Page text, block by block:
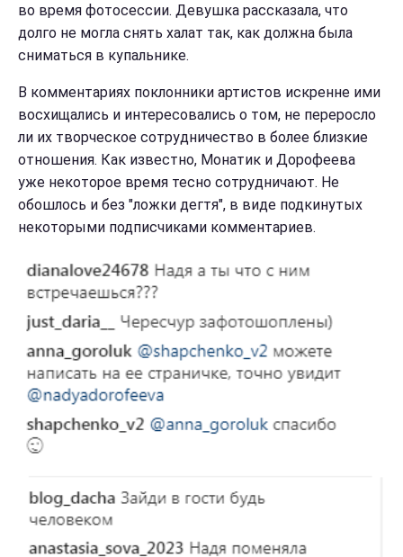
во время фотосессии. Девушка рассказала, что
долго не могла снять халат так, как должна была
сниматься в купальнике.
В комментариях поклонники артистов искренне ими
восхищались и интересовались о том, не переросло
ли их творческое сотрудничество в более близкие
отношения. Как известно, Монатик и Дорофеева
уже некоторое время тесно сотрудничают. Не
обошлось и без "ложки дегтя", в виде подкинутых
некоторыми подписчиками комментариев.